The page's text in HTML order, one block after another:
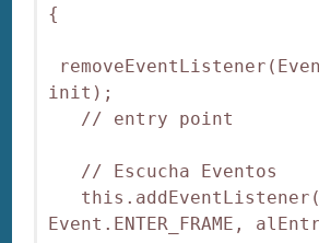
{
init);
// entry point
// Escucha Eventos
this.addEventListener(
Event.ENTER_FRAME,